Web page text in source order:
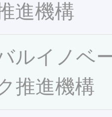
進機構
ルイノベ
推進機構